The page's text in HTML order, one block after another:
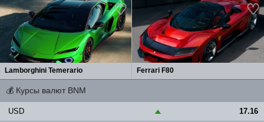
Lamborghini Temerario Ferrari F80
💰 Курсы валют BNM
USD ▲ 17.16